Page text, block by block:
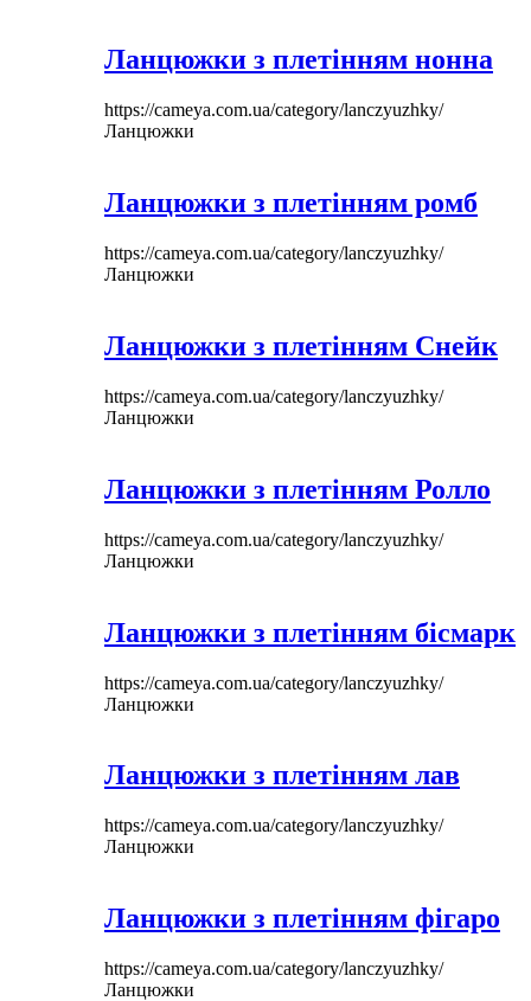
Ланцюжки з плетінням нонна
https://cameya.com.ua/category/lanczyuzhky/
Ланцюжки
Ланцюжки з плетінням ромб
https://cameya.com.ua/category/lanczyuzhky/
Ланцюжки
Ланцюжки з плетінням Снейк
https://cameya.com.ua/category/lanczyuzhky/
Ланцюжки
Ланцюжки з плетінням Ролло
https://cameya.com.ua/category/lanczyuzhky/
Ланцюжки
Ланцюжки з плетінням бісмарк
https://cameya.com.ua/category/lanczyuzhky/
Ланцюжки
Ланцюжки з плетінням лав
https://cameya.com.ua/category/lanczyuzhky/
Ланцюжки
Ланцюжки з плетінням фігаро
https://cameya.com.ua/category/lanczyuzhky/
Ланцюжки